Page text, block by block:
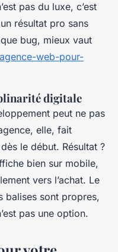
pas du luxe, c’est
résultat pro sans
bug, mieux vaut
web-pour-
digitale
peut ne pas
elle, fait
le début. Résultat ?
bien sur mobile,
vers l’achat. Le
balises sont propres,
pas une option.